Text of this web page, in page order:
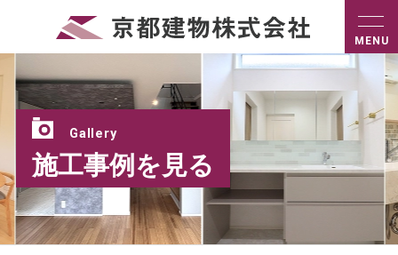
Gallery
施工事例を見る